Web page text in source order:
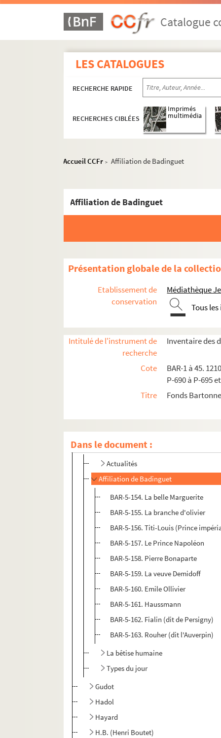
Catalogue
LES CATALOGUES
RECHERCHE RAPIDE
RECHERCHES CIBLÉES
Imprimés
multimédia
Accueil CCFr > Affiliation de Badinguet
Affiliation de Badinguet
Présentation globale de la
Etablissement de
conservation
Médiathèque
Tous
Intitulé de l'instrument de
recherche
Inventaire des
Cote
BAR-1 à 45.
P-690 à P-695
Titre
Fonds
Dans le document :
Courtaux
Danzanvilliers
Deforest et César (éditeurs)
Deniau
A. Doteul
Draner
Dupendant
E.D.
Flambart
Félix Fréville
De Frondas, Juvénal...
Gabillaud
Gastineau
Gilbert-Martin
Grévin
Grognet, éditeur
Actualités
Affiliation de Badinguet
BAR-5-154. La belle Marguerite
BAR-5-155. La branche d'olivier
BAR-5-156. Titi-Louis (Prince
BAR-5-157. Le Prince Napoléon
BAR-5-158. Pierre Bonaparte
BAR-5-159. La veuve Demidoff
BAR-5-160. Emile Ollivier
BAR-5-161. Haussmann
BAR-5-162. Fialin (dit de Persigny)
BAR-5-163. Rouher (dit l'Auverpin)
La bêtise humaine
Types du jour
Gudot
Hadol
Hayard
H.B. (Henri Boutet)